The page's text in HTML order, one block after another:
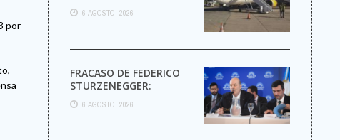
por
AUTORIZÓ LA VENTA DE
MÁS PASAJES
6 AGOSTO, 2026
FRACASO DE FEDERICO
STURZENEGGER:
6 AGOSTO, 2026